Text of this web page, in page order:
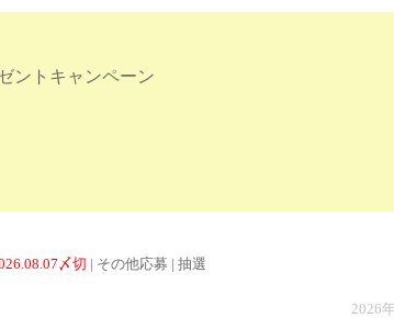
ントキャンペーン
して
〆切 | その他応募 | 抽選
2026